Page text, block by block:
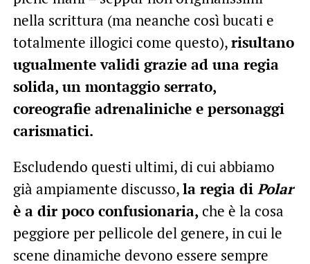
nella scrittura (ma neanche così bucati e
totalmente illogici come questo),risultano
ugualmente validi grazie ad una regia
solida, un montaggio serrato,
coreografie adrenaliniche e personaggi
carismatici.
Escludendo questi ultimi, di cui abbiamo
già ampiamente discusso,la regia di Polar
è a dir poco confusionaria, che è la cosa
peggiore per pellicole del genere, in cui le
scene dinamiche devono essere sempre